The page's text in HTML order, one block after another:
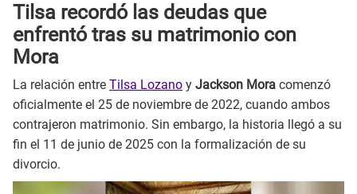
Tilsa recordó las deudas que
enfrentó tras su matrimonio con
Mora
La relación entre Tilsa Lozano y Jackson Mora comenzó
oficialmente el 25 de noviembre de 2022, cuando ambos
contrajeron matrimonio. Sin embargo, la historia llegó a su
fin el 11 de junio de 2025 con la formalización de su
divorcio.